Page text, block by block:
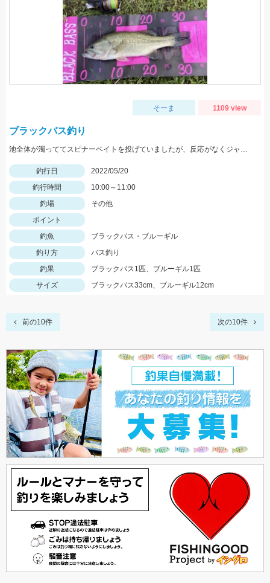
そーま 1109 view
ブラックバス釣り
池全体が濁っててスピナーベイトを投げていましたが、反応がなくジャッカルRVバグ1.5を投げると一投目でヒット！
釣行日
2022/05/20
釣行時間
10:00～11:00
釣場
その他
ポイント
釣魚
ブラックバス・ブルーギル
釣り方
バス釣り
釣果
ブラックバス1匹、ブルーギル1匹
サイズ
ブラックバス33cm、ブルーギル12cm
前の10件 次の10件